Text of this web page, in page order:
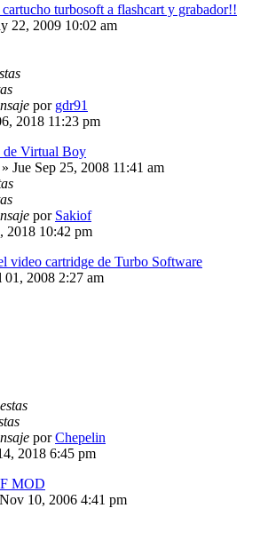
turbosoft a flashcart y grabador!!
22, 2009 10:02 am
por gdr91
2018 11:23 pm
de Virtual Boy
» Jue Sep 25, 2008 11:41 am
por Sakiof
2018 10:42 pm
video cartridge de Turbo Software
01, 2008 2:27 am
porChepelin
2018 6:45 pm
MOD
10, 2006 4:41 pm